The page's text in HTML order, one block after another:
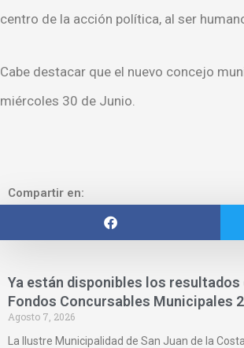
centro de la acción política, al ser
Cabe destacar que el nuevo concejo
miércoles 30 de Junio.
Compartir en:
Ya están disponibles los resultados
Fondos Concursables Municipales
Agosto 7, 2026
La Ilustre Municipalidad de San Juan de la Costa